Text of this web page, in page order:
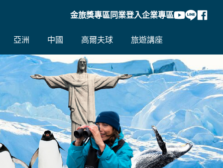
金旅獎專區同業登入企業專區
亞洲 中國 高爾夫球 旅遊講座
往後